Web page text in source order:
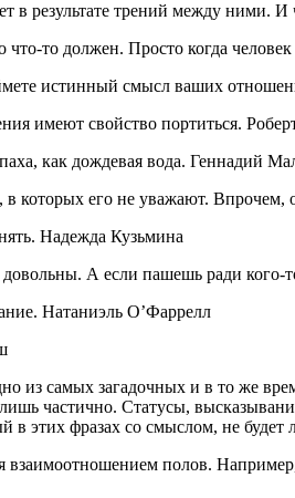
результате трений между ними.
то должен. Просто когда
истинный смысл ваших
имеют свойство портиться.
как дождевая вода. Геннадий
которых его не уважают.
Надежда Кузьмина
А если пашешь ради
Натаниэль О’Фаррелл
самых загадочных и в то же
частично. Статусы,
в этих фразах со смыслом, не
полов.